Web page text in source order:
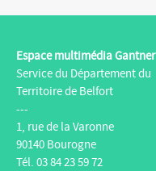
Espace multimédia Gantner
Service du Département du
Territoire de Belfort
---
1, rue de la Varonne
90140 Bourogne
Tél. 03 84 23 59 72